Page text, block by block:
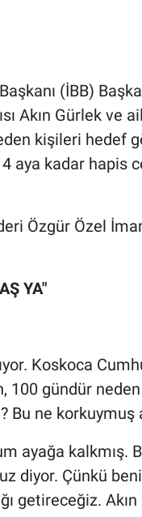
(İBB)
Akın Gürlek ve
kişileri hedef
4 aya kadar hapis
Özgür Özel
YA"
Koskoca
100 gündür
Bu ne korkuymuş
ayağa kalkmış.
diyor. Çünkü
getireceğiz.